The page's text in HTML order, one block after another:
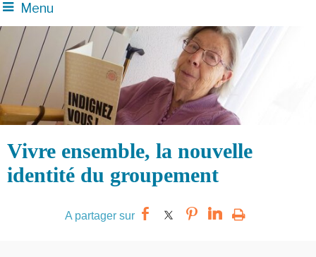
Menu
Vivre ensemble, la nouvelle
identité du groupement